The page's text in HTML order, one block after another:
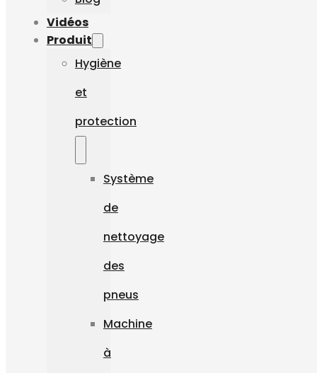
Vidéos
Produit
Hygiène
et
protection
Système
de
nettoyage
des
pneus
Machine
à